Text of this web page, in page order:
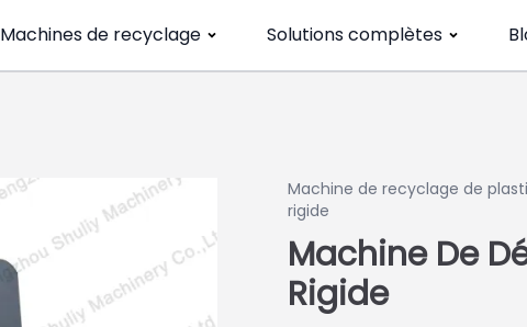
Machines de recyclage Solutions complètes
Machine de recyclage de
rigide
Machine De
Rigide